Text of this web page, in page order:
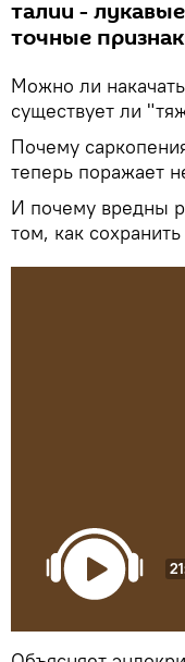
талии -
точные
Можно ли
существует ли
Почему
теперь поражает
И почему вредны
том, как